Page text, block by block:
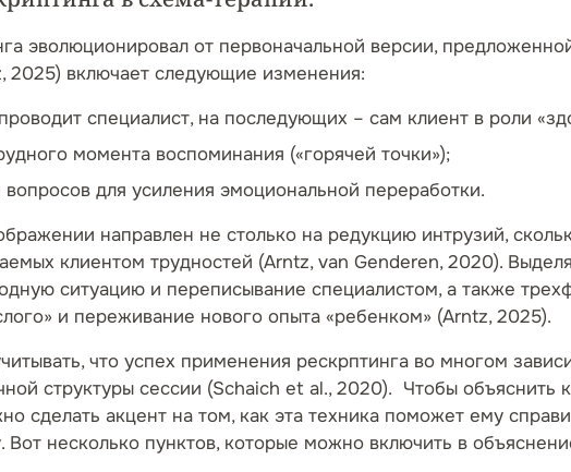
эволюционировал от первоначальной версии,
2025) включает следующие изменения:
специалист, на последующих – сам клиент в роли
момента воспоминания («горячей точки»);
вопросов для усиления эмоциональной переработки.
направлен не столько на редукцию интрузий,
клиентом трудностей (Arntz, van Genderen, 2020).
ситуацию и переписывание специалистом, а также
и переживание нового опыта «ребенком» (Arntz, 2025).
что успех применения рескрптинга во многом
структуры сессии (Schaich et al., 2020). Чтобы объяснить
сделать акцент на том, как эта техника поможет ему
несколько пунктов, которые можно включить в